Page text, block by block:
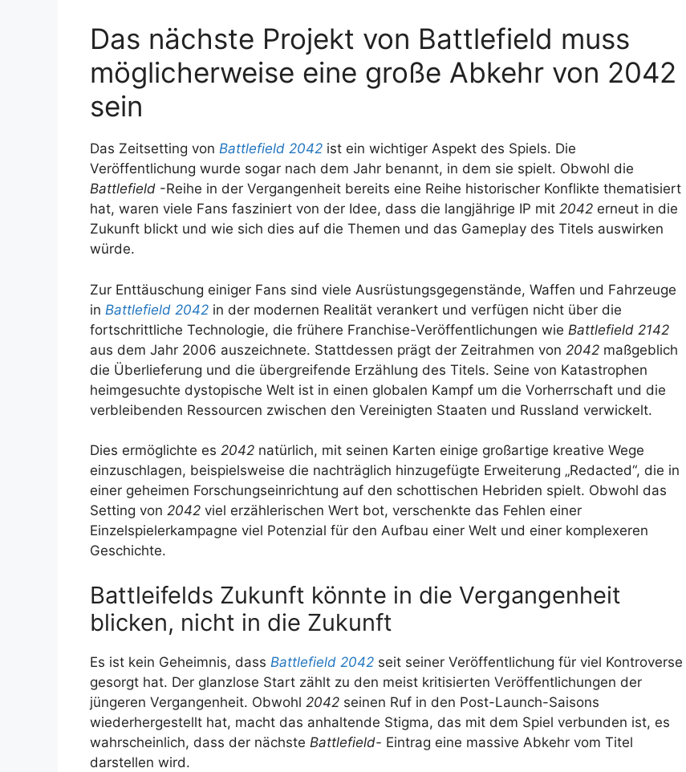
Das nächste Projekt von Battlefield muss
möglicherweise eine große Abkehr von 2042
sein
Das Zeitsetting von Battlefield 2042 ist ein wichtiger Aspekt des Spiels. Die
Veröffentlichung wurde sogar nach dem Jahr benannt, in dem sie spielt. Obwohl die
Battlefield -Reihe in der Vergangenheit bereits eine Reihe historischer Konflikte thematisiert
hat, waren viele Fans fasziniert von der Idee, dass die langjährige IP mit 2042 erneut in die
Zukunft blickt und wie sich dies auf die Themen und das Gameplay des Titels auswirken
würde.
Zur Enttäuschung einiger Fans sind viele Ausrüstungsgegenstände, Waffen und Fahrzeuge
in Battlefield 2042 in der modernen Realität verankert und verfügen nicht über die
fortschrittliche Technologie, die frühere Franchise-Veröffentlichungen wie Battlefield 2142
aus dem Jahr 2006 auszeichnete. Stattdessen prägt der Zeitrahmen von 2042 maßgeblich
die Überlieferung und die übergreifende Erzählung des Titels. Seine von Katastrophen
heimgesuchte dystopische Welt ist in einen globalen Kampf um die Vorherrschaft und die
verbleibenden Ressourcen zwischen den Vereinigten Staaten und Russland verwickelt.
Dies ermöglichte es 2042 natürlich, mit seinen Karten einige großartige kreative Wege
einzuschlagen, beispielsweise die nachträglich hinzugefügte Erweiterung „Redacted“, die in
einer geheimen Forschungseinrichtung auf den schottischen Hebriden spielt. Obwohl das
Setting von 2042 viel erzählerischen Wert bot, verschenkte das Fehlen einer
Einzelspielerkampagne viel Potenzial für den Aufbau einer Welt und einer komplexeren
Geschichte.
Battleifelds Zukunft könnte in die Vergangenheit
blicken, nicht in die Zukunft
Es ist kein Geheimnis, dass Battlefield 2042 seit seiner Veröffentlichung für viel Kontroverse
gesorgt hat. Der glanzlose Start zählt zu den meist kritisierten Veröffentlichungen der
jüngeren Vergangenheit. Obwohl 2042 seinen Ruf in den Post-Launch-Saisons
wiederhergestellt hat, macht das anhaltende Stigma, das mit dem Spiel verbunden ist, es
wahrscheinlich, dass der nächste Battlefield- Eintrag eine massive Abkehr vom Titel
darstellen wird.